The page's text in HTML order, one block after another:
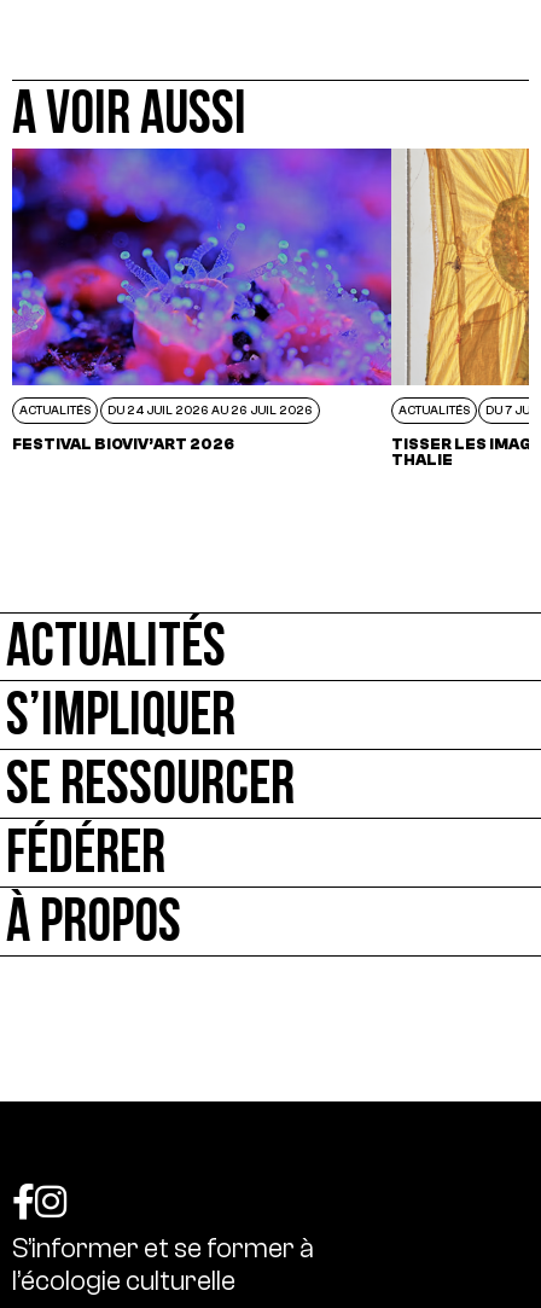
A VOIR AUSSI
ACTUALITÉS DU 24 JUIL 2026 AU 26 JUIL 2026
FESTIVAL BIOVIV’ART 2026
ACTUALITÉS DU 7
TISSER LES
THALIE
ACTUALITÉS
S’IMPLIQUER
SE RESSOURCER
FÉDÉRER
À PROPOS
S’informer et se former à
l’écologie culturelle